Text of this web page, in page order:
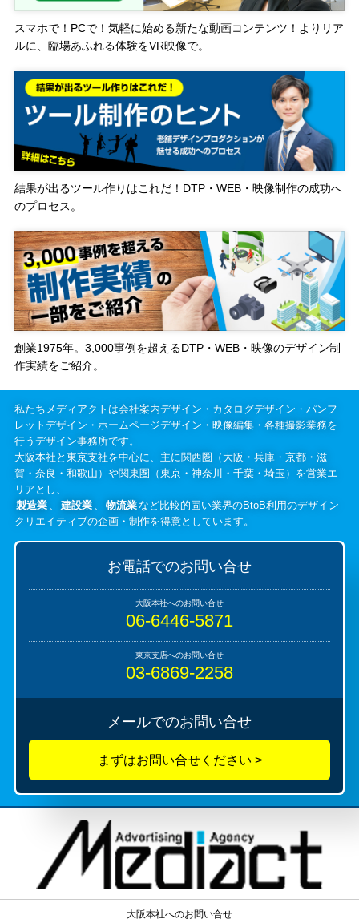
スマホで！PCで！気軽に始める新たな動画コンテンツ！よりリア
ルに、臨場あふれる体験をVR映像で。
結果が出るツール作りはこれだ！DTP・WEB・映像制作の成功へ
のプロセス。
創業1975年。3,000事例を超えるDTP・WEB・映像のデザイン制
作実績をご紹介。
私たちメディアクトは会社案内デザイン・カタログデザイン・パンフ
レットデザイン・ホームページデザイン・映像編集・各種撮影業務を
行うデザイン事務所です。
大阪本社と東京支社を中心に、主に関西圏（大阪・兵庫・京都・滋
賀・奈良・和歌山）や関東圏（東京・神奈川・千葉・埼玉）を営業エ
リアとし、
製造業
建設業 物流業など比較的固い業界のBtoB利用のデザイン
クリエイティブの企画・制作を得意としています。
お電話でのお問い合せ
06-6446-5871
03-6869-2258
メールでのお問い合せ